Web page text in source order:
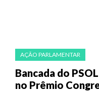
AÇÃO PARLAMENTAR
Bancada do
no Prêmio